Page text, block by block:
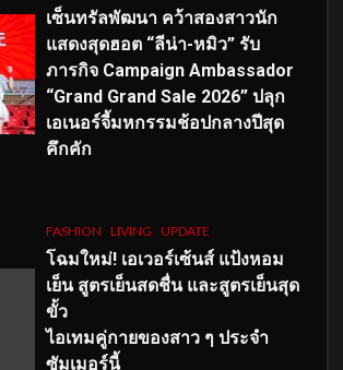
เซ็นทรัลพัฒนา คว้าสองสาวนัก
แสดงสุดฮอต “ลีน่า-หมิว” รับ
ภารกิจ Campaign Ambassador
“Grand Grand Sale 2026” ปลุก
เอเนอร์จี้มหกรรมช้อปกลางปีสุด
คึกคัก
FASHION LIVING UPDATE
โฉมใหม่! เอเวอร์เซ้นส์ แป้งหอม
เย็น สูตรเย็นสดชื่น และสูตรเย็นสุด
ขั้ว
ไอเทมคู่กายของสาว ๆ ประจำ
ซัมเมอร์นี้